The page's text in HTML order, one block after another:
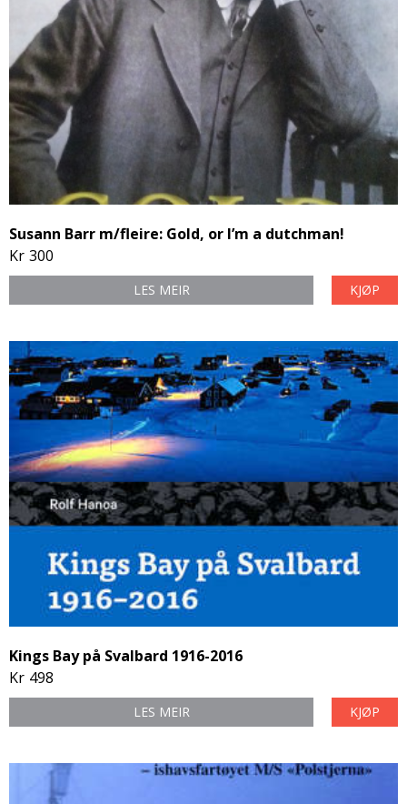
PERSONVERNERKLÆRING
ISHAVSQUIZ
FORTELLINGAR
KONTAKT
OPNINGSTIDER
Susann Barr m/fleire: Gold, or I’m a dutchman!
Kr 300
LES MEIR KJØP
Kings Bay på Svalbard 1916-2016
Kr 498
LES MEIR KJØP